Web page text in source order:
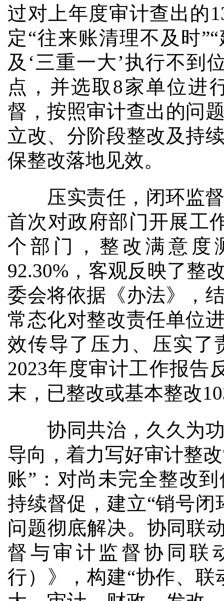
过对上年度审计查出的
定“往来账清理不及时
及‘三重一大’执行不到
点，并选取8家单位进
督，按照审计查出的问
立改、分阶段整改及持
保整改落地见效。
压实责任，闭环监督
首次对政府部门开展工
个部门，整改满意度
92.30%，客观反映了整
委会将依据《办法》，
常态化对整改责任单位
效传导了压力、压实了
2023年度审计工作报告
末，已整改或基本整改
协同共治，久久为功
导向，着力写好审计整
账”：对尚未完全整改
持续督促，建立“销号
问题彻底解决。协同联
督与审计监督协同联
行）》，构建“协作、